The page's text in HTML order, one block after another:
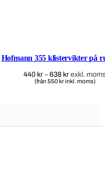
Hofmann 355 klistervikter på
440 kr – 638 kr
440 kr
exkl.
(från 550 kr inkl. moms)